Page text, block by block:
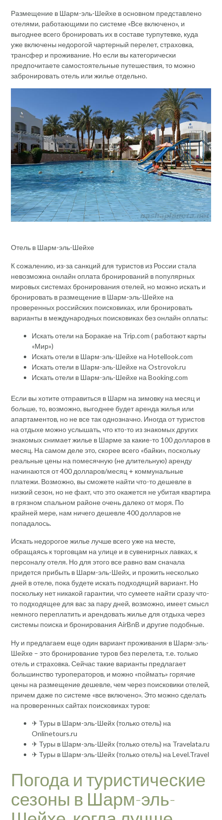
Размещение в Шарм-эль-Шейхе в основном представлено
отелями, работающими по системе «Все включено», и
выгоднее всего бронировать их в составе турпутевке, куда
уже включены недорогой чартерный перелет, страховка,
трансфер и проживание. Но если вы категорически
предпочитаете самостоятельные путешествия, то можно
забронировать отель или жилье отдельно.
Отель в Шарм-эль-Шейхе
К сожалению, из-за санкций для туристов из России стала
невозможна онлайн оплата бронирований в популярных
мировых системах бронирования отелей, но можно искать и
бронировать в размещение в Шарм-эль-Шейхе на
проверенных российских поисковиках, или бронировать
варианты в международных поисковиках без онлайн оплаты:
Искать отели на Боракае на Trip.com ( работают карты
«Мир»)
Искать отели в Шарм-эль-Шейхе на Hotellook.com
Искать отели в Шарм-эль-Шейхе на Ostrovok.ru
Искать отели в Шарм-эль-Шейхе на Booking.com
Если вы хотите отправиться в Шарм на зимовку на месяц и
больше, то, возможно, выгоднее будет аренда жилья или
апартаментов, но не все так однозначно. Иногда от туристов
на отдыхе можно услышать, что кто-то из знакомых других
знакомых снимает жилье в Шарме за какие-то 100 долларов в
месяц. На самом деле это, скорее всего «байки», поскольку
реальные цены на помесячную (не длительную) аренду
начинаются от 400 долларов/месяц + коммунальные
платежи. Возможно, вы сможете найти что-то дешевле в
низкий сезон, но не факт, что это окажется не убитая квартира
в грязном спальном районе очень далеко от моря. По
крайней мере, нам ничего дешевле 400 долларов не
попадалось.
Искать недорогое жилье лучше всего уже на месте,
обращаясь к торговцам на улице и в сувенирных лавках, к
персоналу отеля. Но для этого все равно вам сначала
придется прибыть в Шарм-эль-Шейх, и прожить несколько
дней в отеле, пока будете искать подходящий вариант. Но
поскольку нет никакой гарантии, что сумеете найти сразу что-
то подходящее для вас за пару дней, возможно, имеет смысл
немного переплатить и арендовать жилье для отдыха через
системы поиска и бронирования AirBnB и другие подобные.
Ну и предлагаем еще один вариант проживания в Шарм-эль-
Шейхе – это бронирование туров без перелета, т.е. только
отель и страховка. Сейчас такие варианты предлагает
большинство туроператоров, и можно «поймать» горячие
цены на размещение дешевле, чем через поисковики отелей,
причем даже по системе «все включено». Это можно сделать
на проверенных сайтах поисковиках туров:
✈ Туры в Шарм-эль-Шейх (только отель) на
Onlinetours.ru
✈ Туры в Шарм-эль-Шейх (только отель) на Travelata.ru
✈ Туры в Шарм-эль-Шейх (только отель) на Level.Travel
Погода и туристические
сезоны в Шарм-эль-